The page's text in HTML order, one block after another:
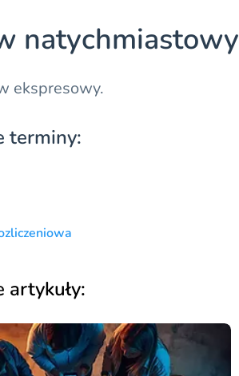
natychmiastowy
ekspresowy.
terminy:
artykuły: